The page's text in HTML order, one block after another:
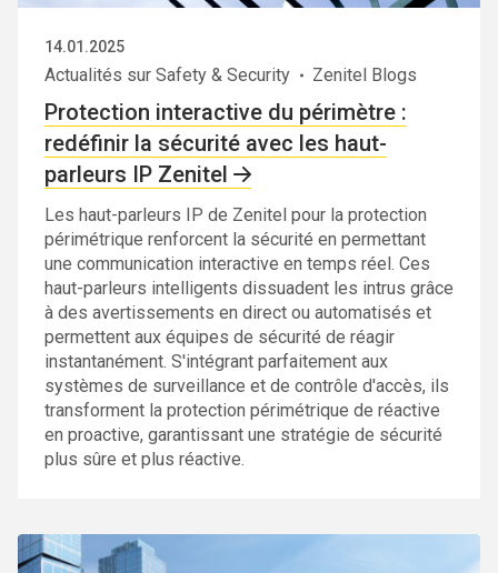
14.01.2025
Actualités sur Safety & Security Zenitel Blogs
Protection interactive du périmètre :
redéfinir la sécurité avec les haut-
parleurs IP Zenitel
Les haut-parleurs IP de Zenitel pour la protection
périmétrique renforcent la sécurité en permettant
une communication interactive en temps réel. Ces
haut-parleurs intelligents dissuadent les intrus grâce
à des avertissements en direct ou automatisés et
permettent aux équipes de sécurité de réagir
instantanément. S'intégrant parfaitement aux
systèmes de surveillance et de contrôle d'accès, ils
transforment la protection périmétrique de réactive
en proactive, garantissant une stratégie de sécurité
plus sûre et plus réactive.